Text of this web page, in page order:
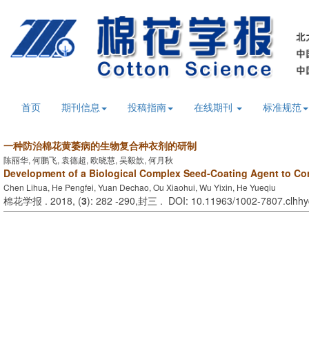
首页 期刊信息 投稿指南 在线期刊 标准规范
一种防治棉花黄萎病的生物复合种衣剂的研制
陈丽华, 何鹏飞, 袁德超, 欧晓慧, 吴毅歆, 何月秋
Development of a Biological Complex Seed-Coating Agent to
Chen Lihua, He Pengfei, Yuan Dechao, Ou Xiaohui, Wu Yixin, He Yueqiu
棉花学报 . 2018, (3): 282 -290,封三 . DOI: 10.11963/1002-